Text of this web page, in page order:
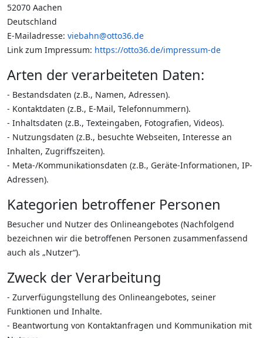
52070 Aachen
Deutschland
E-Mailadresse: viebahn@otto36.de
Link zum Impressum: https://otto36.de/impressum-de
Arten der verarbeiteten Daten:
- Bestandsdaten (z.B., Namen, Adressen).
- Kontaktdaten (z.B., E-Mail, Telefonnummern).
- Inhaltsdaten (z.B., Texteingaben, Fotografien, Videos).
- Nutzungsdaten (z.B., besuchte Webseiten, Interesse an
Inhalten, Zugriffszeiten).
- Meta-/Kommunikationsdaten (z.B., Geräte-Informationen, IP-
Adressen).
Kategorien betroffener Personen
Besucher und Nutzer des Onlineangebotes (Nachfolgend
bezeichnen wir die betroffenen Personen zusammenfassend
auch als „Nutzer“).
Zweck der Verarbeitung
- Zurverfügungstellung des Onlineangebotes, seiner
Funktionen und Inhalte.
- Beantwortung von Kontaktanfragen und Kommunikation mit